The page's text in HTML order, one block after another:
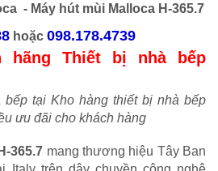
- Máy hút mùi Malloca H-365.7
hoặc 098.178.4739
hãng Thiết bị nhà bếp
bếp tại Kho hàng thiết bị nhà bếp
ưu đãi cho khách hàng
365.7 mang thương hiệu Tây Ban